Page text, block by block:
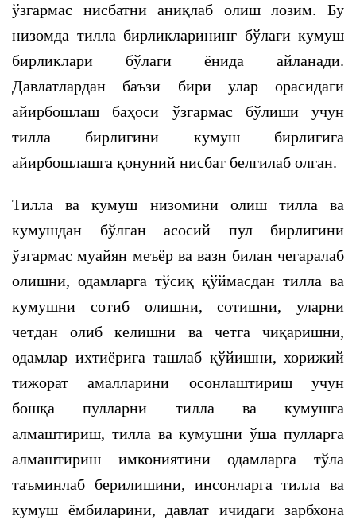
ўзгармас нисбатни аниқлаб олиш лозим. Бу
низомда тилла бирликларининг бўлаги кумуш
бирликлари бўлаги ёнида айланади.
Давлатлардан баъзи бири улар орасидаги
айирбошлаш баҳоси ўзгармас бўлиши учун
тилла бирлигини кумуш бирлигига
айирбошлашга қонуний нисбат белгилаб олган.
Тилла ва кумуш низомини олиш тилла ва
кумушдан бўлган асосий пул бирлигини
ўзгармас муайян меъёр ва вазн билан чегаралаб
олишни, одамларга тўсиқ қўймасдан тилла ва
кумушни сотиб олишни, сотишни, уларни
четдан олиб келишни ва четга чиқаришни,
одамлар ихтиёрига ташлаб қўйишни, хорижий
тижорат амалларини осонлаштириш учун
бошқа пулларни тилла ва кумушга
алмаштириш, тилла ва кумушни ўша пулларга
алмаштириш имкониятини одамларга тўла
таъминлаб берилишини, инсонларга тилла ва
кумуш ёмбиларини, давлат ичидаги зарбхона